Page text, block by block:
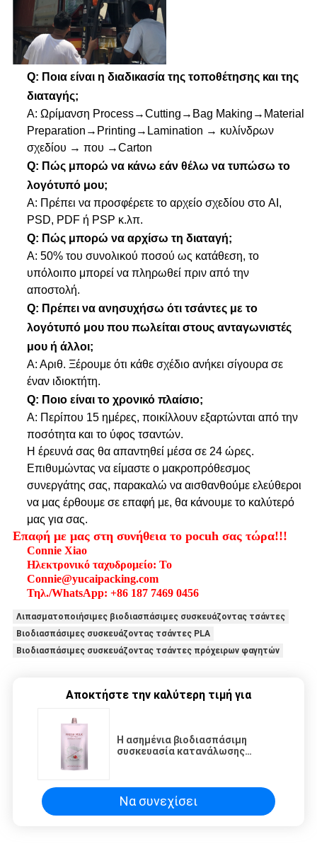
Q: Ποια είναι η διαδικασία της τοποθέτησης και της
διαταγής;
Α: Ωρίμανση Process→Cutting→Bag Making→Material
Preparation→Printing→Lamination → κυλίνδρων
σχεδίου → που →Carton
Q: Πώς μπορώ να κάνω εάν θέλω να τυπώσω το
λογότυπό μου;
Α: Πρέπει να προσφέρετε το αρχείο σχεδίου στο AI,
PSD, PDF ή PSP κ.λπ.
Q: Πώς μπορώ να αρχίσω τη διαταγή;
Α: 50% του συνολικού ποσού ως κατάθεση, το
υπόλοιπο μπορεί να πληρωθεί πριν από την
αποστολή.
Q: Πρέπει να ανησυχήσω ότι τσάντες με το
λογότυπό μου που πωλείται στους ανταγωνιστές
μου ή άλλοι;
Α: Αριθ. Ξέρουμε ότι κάθε σχέδιο ανήκει σίγουρα σε
έναν ιδιοκτήτη.
Q: Ποιο είναι το χρονικό πλαίσιο;
Α: Περίπου 15 ημέρες, ποικίλλουν εξαρτώνται από την
ποσότητα και το ύφος τσαντών.
Η έρευνά σας θα απαντηθεί μέσα σε 24 ώρες.
Επιθυμώντας να είμαστε ο μακροπρόθεσμος
συνεργάτης σας, παρακαλώ να αισθανθούμε ελεύθεροι
να μας έρθουμε σε επαφή με, θα κάνουμε το καλύτερό
μας για σας.
Επαφή με μας στη συνήθεια το pocuh σας τώρα!!!
Connie Xiao
Ηλεκτρονικό ταχυδρομείο: Το
Connie@yucaipacking.com
Τηλ./WhatsApp: +86 187 7469 0456
Λιπασματοποιήσιμες βιοδιασπάσιμες συσκευάζοντας τσάντες
Βιοδιασπάσιμες συσκευάζοντας τσάντες PLA
Βιοδιασπάσιμες συσκευάζοντας τσάντες πρόχειρων φαγητών
Αποκτήστε την καλύτερη τιμή για
Η ασημένια βιοδιασπάσιμη
συσκευασία κατανάλωσης
ανταπαντήσεων 10ml 30ml 200ml
σε σάκκο
Να συνεχίσει